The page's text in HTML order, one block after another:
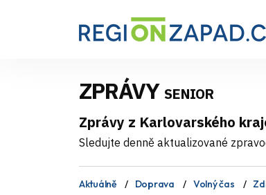
ZPRÁVY SENIOR
Zprávy z Karlovarského
Sledujte denně aktualizované
Aktuálně Doprava Volný čas